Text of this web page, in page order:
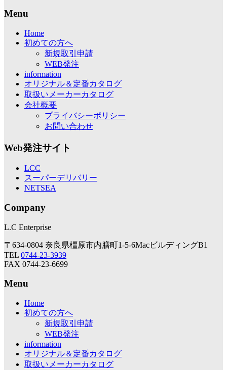
Menu
Home
初めての方へ
新規取引申請
WEB発注
information
オリジナル＆定番カタログ
取扱いメーカーカタログ
会社概要
プライバシーポリシー
お問い合わせ
Web発注サイト
LCC
スーパーデリバリー
NETSEA
Company
L.C Enterprise
〒634-0804 奈良県橿原市内膳町1-5-6MacビルディングB1
TEL 0744-23-3939
FAX 0744-23-6699
Menu
Home
初めての方へ
新規取引申請
WEB発注
information
オリジナル＆定番カタログ
取扱いメーカーカタログ